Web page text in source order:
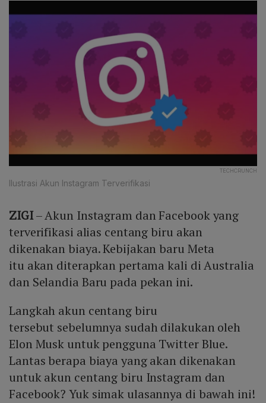
TECHCRUNCH
Ilustrasi Akun Instagram Terverifikasi
ZIGI– Akun Instagram dan Facebook yang
terverifikasi alias centang biru akan
dikenakan biaya. Kebijakan baru Meta
itu akan diterapkan pertama kali di Australia
dan Selandia Baru pada pekan ini.
Langkah akun centang biru
tersebut sebelumnya sudah dilakukan oleh
Elon Musk untuk pengguna Twitter Blue.
Lantas berapa biaya yang akan dikenakan
untuk akun centang biru Instagram dan
Facebook? Yuk simak ulasannya di bawah ini!